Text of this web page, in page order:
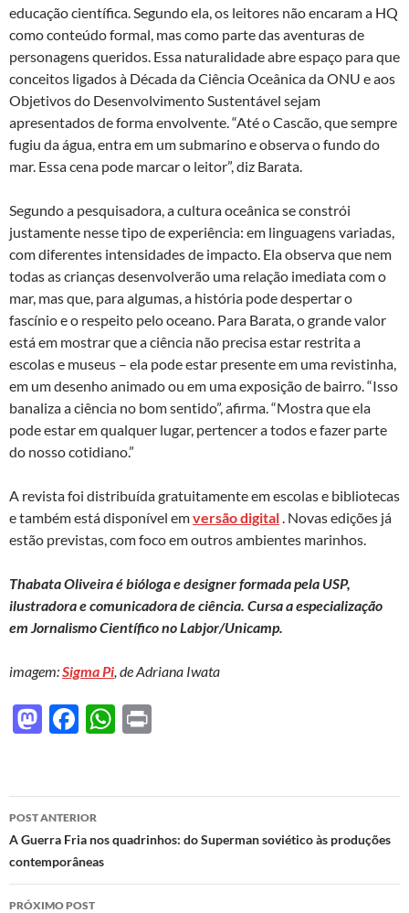
educação científica. Segundo ela, os leitores não encaram a HQ
como conteúdo formal, mas como parte das aventuras de
personagens queridos. Essa naturalidade abre espaço para que
conceitos ligados à Década da Ciência Oceânica da ONU e aos
Objetivos do Desenvolvimento Sustentável sejam
apresentados de forma envolvente. “Até o Cascão, que sempre
fugiu da água, entra em um submarino e observa o fundo do
mar. Essa cena pode marcar o leitor”, diz Barata.
Segundo a pesquisadora, a cultura oceânica se constrói
justamente nesse tipo de experiência: em linguagens variadas,
com diferentes intensidades de impacto. Ela observa que nem
todas as crianças desenvolverão uma relação imediata com o
mar, mas que, para algumas, a história pode despertar o
fascínio e o respeito pelo oceano. Para Barata, o grande valor
está em mostrar que a ciência não precisa estar restrita a
escolas e museus – ela pode estar presente em uma revistinha,
em um desenho animado ou em uma exposição de bairro. “Isso
banaliza a ciência no bom sentido”, afirma. “Mostra que ela
pode estar em qualquer lugar, pertencer a todos e fazer parte
do nosso cotidiano.”
A revista foi distribuída gratuitamente em escolas e bibliotecas
e também está disponível emversão digital. Novas edições já
estão previstas, com foco em outros ambientes marinhos.
Thabata Oliveira é bióloga e designer formada pela USP,
ilustradora e comunicadora de ciência. Cursa a especialização
em Jornalismo Científico no Labjor/Unicamp.
imagem:Sigma Pi, de Adriana Iwata
M
d
o
n
F
b
o
o
k
W
s
A
p
Navegação
de
posts
POST ANTERIOR
A Guerra Fria nos quadrinhos: do Superman soviético às produções
contemporâneas
PRÓXIMO POST